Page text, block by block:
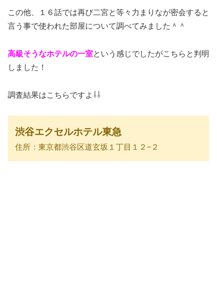
この他、１６話では再び二宮と等々力まりなが密会すると
言う事で使われた部屋について調べてみました＾＾
高級そうなホテルの一室という感じでしたがこちらと判明
しました！
調査結果はこちらですよ⇩⇩
渋谷エクセルホテル東急
住所：東京都渋谷区道玄坂１丁目１２−２